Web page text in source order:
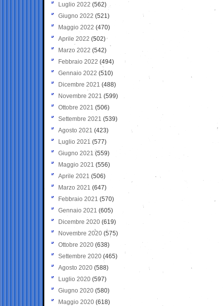
Luglio 2022 (562)
Giugno 2022 (521)
Maggio 2022 (470)
Aprile 2022 (502)
Marzo 2022 (542)
Febbraio 2022 (494)
Gennaio 2022 (510)
Dicembre 2021 (488)
Novembre 2021 (599)
Ottobre 2021 (506)
Settembre 2021 (539)
Agosto 2021 (423)
Luglio 2021 (577)
Giugno 2021(559)
Maggio 2021 (556)
Aprile 2021 (506)
Marzo 2021 (647)
Febbraio 2021 (570)
Gennaio 2021 (605)
Dicembre 2020 (619)
Novembre 2020 (575)
Ottobre 2020 (638)
Settembre 2020(465)
Agosto 2020 (588)
Luglio 2020 (597)
Giugno 2020 (580)
Maggio 2020 (618)